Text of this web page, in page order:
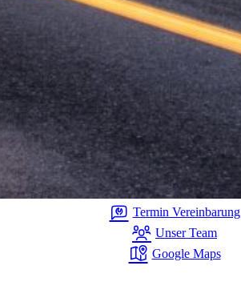
Termin Vereinbarung
Unser Team
Google Maps